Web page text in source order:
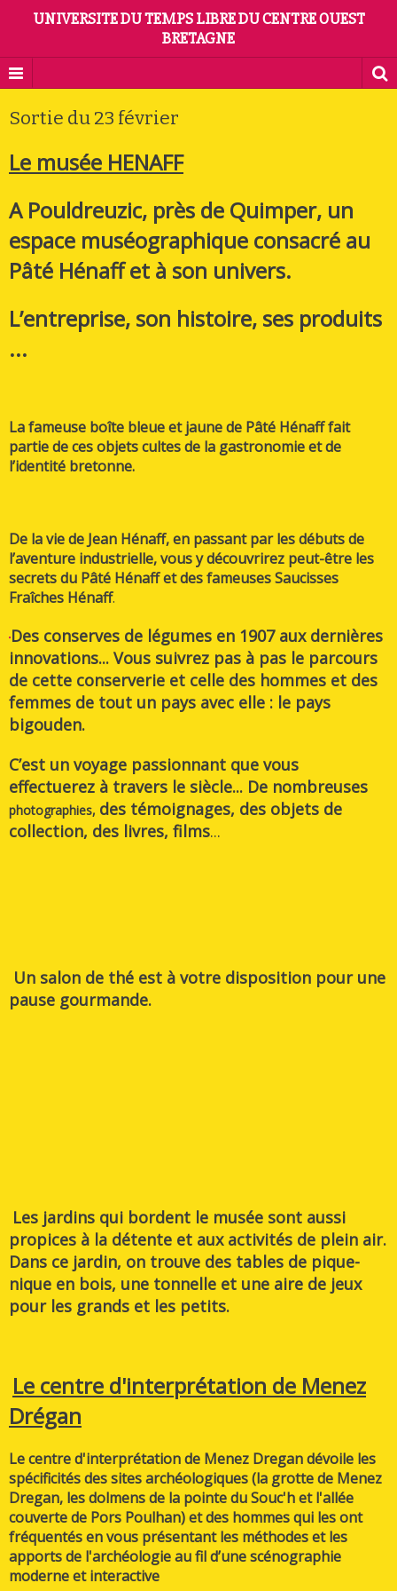
UNIVERSITE DU TEMPS LIBRE DU CENTRE OUEST
BRETAGNE
Sortie du 23 février
Le musée HENAFF
APouldreuzic, près de Quimper, un
espace muséographique consacré au
Pâté Hénaffet à son univers.
L’entreprise, son histoire, ses produits
...
La fameuse boîte bleue et jaune de Pâté Hénaff fait
partie de ces objets cultes de la gastronomie et de
l’identité bretonne.
De la vie de Jean Hénaff, en passant par les débuts de
l’aventure industrielle, vous y découvrirez peut-être les
secrets du Pâté Hénaff et des fameuses Saucisses
Fraîches Hénaff.
Des conserves de légumes en 1907 aux dernières
innovations... Vous suivrez pas à pas le parcours
de cette conserverie et celle des hommes et des
femmes de tout un pays avec elle : le pays
bigouden.
C’est un voyage passionnant que vous
effectuerez à travers le siècle... De nombreuses
photographies, des témoignages, des objets de
collection, des livres, films...
Un salon de thé est à votre disposition pour une
pause gourmande.
Les jardins qui bordent le musée sont aussi
propices à la détente et aux activités de plein air.
Dans ce jardin, on trouve des tables de pique-
nique en bois, une tonnelle et une aire de jeux
pour les grands et les petits.
Le centre d'interprétation de Menez
Drégan
Le centre d'interprétation de Menez Dregan dévoile les
spécificités des sites archéologiques (la grotte de Menez
Dregan, les dolmens de la pointe du Souc'h et l'allée
couverte de Pors Poulhan) et des hommes qui les ont
fréquentés en vous présentant les méthodes et les
apports de l'archéologie au fil d’une scénographie
moderne et interactive